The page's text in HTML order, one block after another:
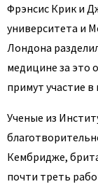
Фрэнсис Крик и
университета и
Лондона
медицине за это
примут участие
Ученые из
Кембридже,
почти треть